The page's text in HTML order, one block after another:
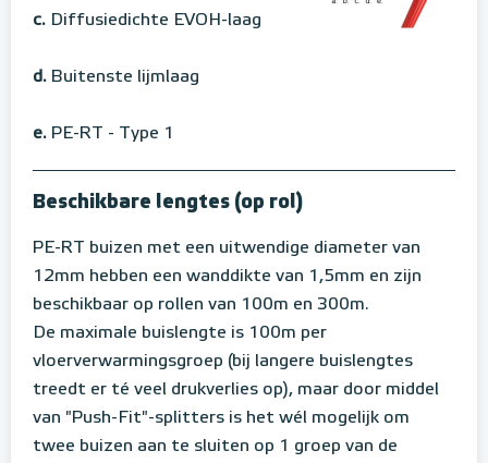
c. Diffusiedichte EVOH-laag
d. Buitenste lijmlaag
e. PE-RT - Type 1
Beschikbare lengtes (op rol)
PE-RT buizen met een uitwendige diameter van
12mm hebben een wanddikte van 1,5mm en zijn
beschikbaar op rollen van 100m en 300m.
De maximale buislengte is 100m per
vloerverwarmingsgroep (bij langere buislengtes
treedt er té veel drukverlies op), maar door middel
van "Push-Fit"-splitters is het wél mogelijk om
twee buizen aan te sluiten op 1 groep van de